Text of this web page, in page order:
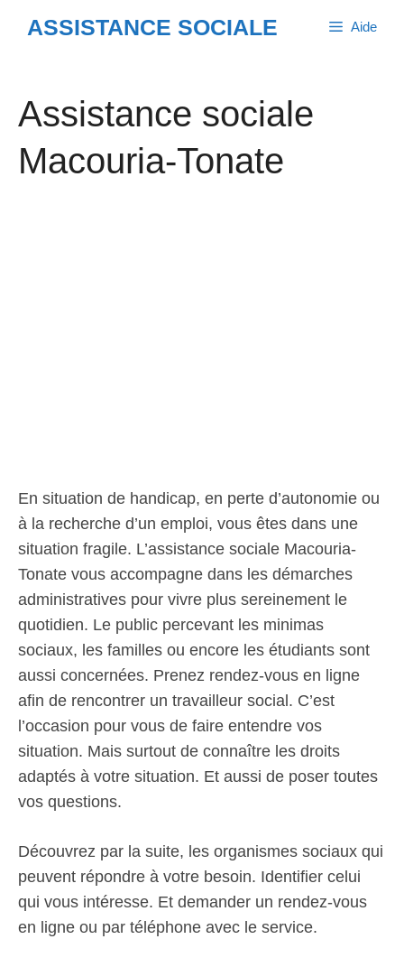
ASSISTANCE SOCIALE Aide
Assistance sociale
Macouria-Tonate
En situation de handicap, en perte d’autonomie ou
à la recherche d’un emploi, vous êtes dans une
situation fragile. L’assistance sociale Macouria-
Tonate vous accompagne dans les démarches
administratives pour vivre plus sereinement le
quotidien. Le public percevant les minimas
sociaux, les familles ou encore les étudiants sont
aussi concernées. Prenez rendez-vous en ligne
afin de rencontrer un travailleur social. C’est
l’occasion pour vous de faire entendre vos
situation. Mais surtout de connaître les droits
adaptés à votre situation. Et aussi de poser toutes
vos questions.
Découvrez par la suite, les organismes sociaux qui
peuvent répondre à votre besoin. Identifier celui
qui vous intéresse. Et demander un rendez-vous
en ligne ou par téléphone avec le service.